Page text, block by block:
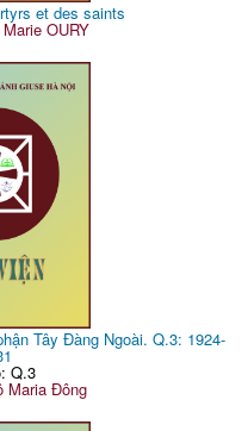
et des saints
OURY
Tây Đàng Ngoài. Q.3: 1924-
Q.3
Maria Đông